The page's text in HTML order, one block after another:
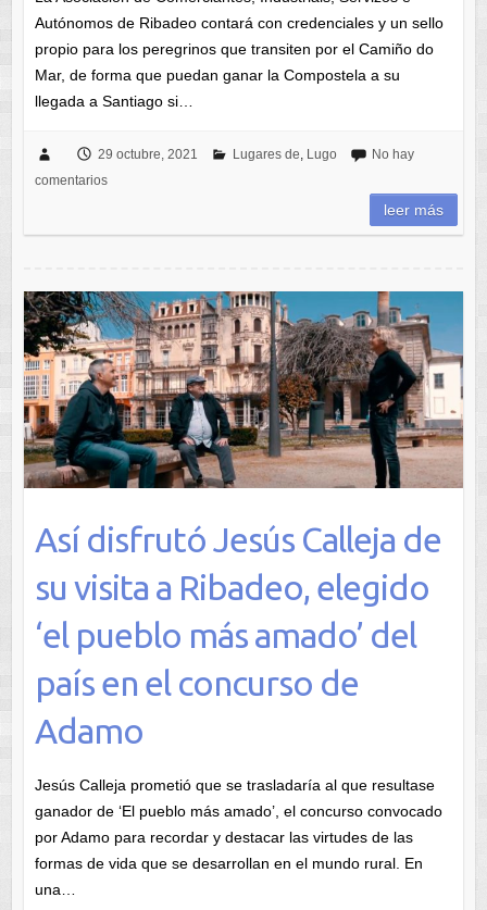
Autónomos de Ribadeo contará con credenciales y un sello
propio para los peregrinos que transiten por el Camiño do
Mar, de forma que puedan ganar la Compostela a su
llegada a Santiago si…
29 octubre, 2021 Lugares de, Lugo
No hay
comentarios
leer más
Así disfrutó Jesús Calleja de
su visita a Ribadeo, elegido
‘el pueblo más amado’ del
país en el concurso de
Adamo
Jesús Calleja prometió que se trasladaría al que resultase
ganador de ‘El pueblo más amado’, el concurso convocado
por Adamo para recordar y destacar las virtudes de las
formas de vida que se desarrollan en el mundo rural. En
una…